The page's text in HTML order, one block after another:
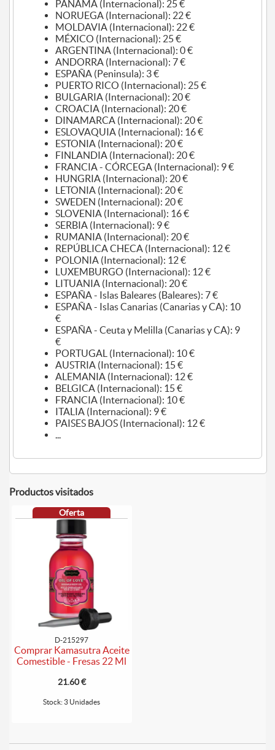
PANAMÁ (Internacional): 25 €
NORUEGA (Internacional): 22 €
MOLDAVIA (Internacional): 22 €
MÉXICO (Internacional): 25 €
ARGENTINA (Internacional): 0 €
ANDORRA (Internacional): 7 €
ESPAÑA (Peninsula): 3 €
PUERTO RICO (Internacional): 25 €
BULGARIA (Internacional): 20 €
CROACIA (Internacional): 20 €
DINAMARCA (Internacional): 20 €
ESLOVAQUIA (Internacional): 16 €
ESTONIA (Internacional): 20 €
FINLANDIA (Internacional): 20 €
FRANCIA - CÓRCEGA (Internacional): 9 €
HUNGRIA (Internacional): 20 €
LETONIA (Internacional): 20 €
SWEDEN (Internacional): 20 €
SLOVENIA (Internacional): 16 €
SERBIA (Internacional): 9 €
RUMANIA (Internacional): 20 €
REPÚBLICA CHECA (Internacional): 12 €
POLONIA (Internacional): 12 €
LUXEMBURGO (Internacional): 12 €
LITUANIA (Internacional): 20 €
ESPAÑA - Islas Baleares (Baleares): 7 €
ESPAÑA - Islas Canarias (Canarias y CA): 10
€
ESPAÑA - Ceuta y Melilla (Canarias y CA): 9
€
PORTUGAL (Internacional): 10 €
AUSTRIA (Internacional): 15 €
ALEMANIA (Internacional): 12 €
BELGICA (Internacional): 15 €
FRANCIA (Internacional): 10 €
ITALIA (Internacional): 9 €
PAISES BAJOS (Internacional): 12 €
...
Productos visitados
Oferta
D-215297
Comprar Kamasutra Aceite
Comestible - Fresas 22 Ml
21.60 €
Stock: 3 Unidades